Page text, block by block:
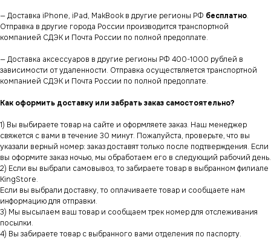
— Доставка iPhone, iPad, MakBook в другие регионы РФ бесплатно.
Отправка в другие города России производится транспортной
компанией СДЭК и Почта России по полной предоплате.
— Доставка аксессуаров в другие регионы РФ 400-1000 рублей в
зависимости от удаленности. Отправка осуществляется транспортной
компанией СДЭК и Почта России по полной предоплате.
Как оформить доставку или забрать заказ самостоятельно?
1) Вы выбираете товар на сайте и оформляете заказ. Наш менеджер
свяжется с вами в течение 30 минут. Пожалуйста, проверьте, что вы
указали верный номер: заказ доставят только после подтверждения. Если
вы оформите заказ ночью, мы обработаем его в следующий рабочий день.
2) Если вы выбрали самовывоз, то забираете товар в выбранном филиале
KingStore.
Если вы выбрали доставку, то оплачиваете товар и сообщаете нам
информацию для отправки.
3) Мы высылаем ваш товар и сообщаем трек номер для отслеживания
посылки.
4) Вы забираете товар с выбранного вами отделения по паспорту.